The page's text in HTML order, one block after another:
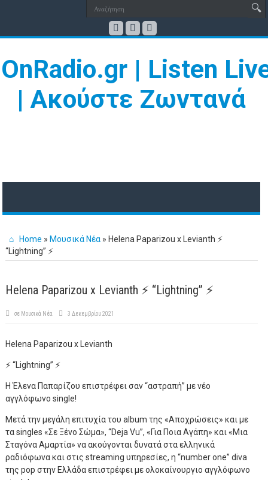
Home » Μουσικά Νέα » Helena Paparizou x Levianth ⚡
“Lightning” ⚡
Helena Paparizou x Levianth ⚡ “Lightning” ⚡
σε Μουσικά Νέα 3 Δεκεμβρίου 2021
Helena Paparizou x Levianth
⚡ “Lightning” ⚡
Η Έλενα Παπαρίζου επιστρέφει σαν “αστραπή” με νέο
αγγλόφωνο single!
Μετά την μεγάλη επιτυχία του album της «Αποχρώσεις» και με
τα singles «Σε Ξένο Σώμα», “Deja Vu”, «Για Ποια Αγάπη» και «Μια
Σταγόνα Αμαρτία» να ακούγονται δυνατά στα ελληνικά
ραδιόφωνα και στις streaming υπηρεσίες, η “number one” diva
της pop στην Ελλάδα επιστρέφει με ολοκαίνουργιο αγγλόφωνο